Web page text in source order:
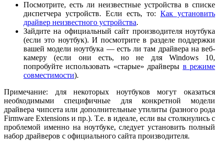
Посмотрите, есть ли неизвестные устройства в списке
диспетчера устройств. Если есть, то: Как установить
драйвер неизвестного устройства.
Зайдите на официальный сайт производителя ноутбука
(если это ноутбук). И посмотрите в разделе поддержки
вашей модели ноутбука — есть ли там драйвера на веб-
камеру (если они есть, но не для Windows 10,
попробуйте использовать «старые» драйверы в режиме
совместимости).
Примечание: для некоторых ноутбуков могут оказаться
необходимыми специфичные для конкретной модели
драйвера чипсета или дополнительные утилиты (разного рода
Firmware Extensions и пр.). Т.е. в идеале, если вы столкнулись с
проблемой именно на ноутбуке, следует установить полный
набор драйверов с официального сайта производителя.